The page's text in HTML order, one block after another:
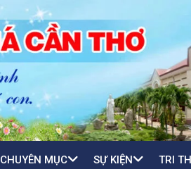
CHUYÊN MỤC SỰ KIỆN TRI